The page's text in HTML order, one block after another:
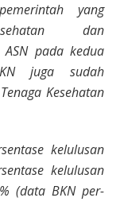
yang
dan
pada kedua
juga sudah
Kesehatan
kelulusan
kelulusan
(data BKN per-